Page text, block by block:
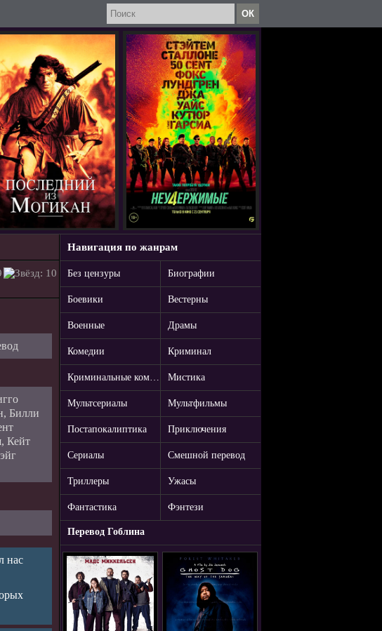
Навигация по жанрам
Без цензуры Биографии
Боевики Вестерны
Военные Драмы
Комедии Криминал
Криминальные комедии Мистика
Мультсериалы Мультфильмы
Постапокалиптика Приключения
Сериалы Смешной перевод
Триллеры Ужасы
Фантастика Фэнтези
Перевод Гоблина
Билли
Кейт
нас